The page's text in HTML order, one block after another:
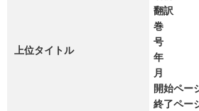
上位タイトル
翻訳
巻
号
年
月
開始ペー
終了ペー